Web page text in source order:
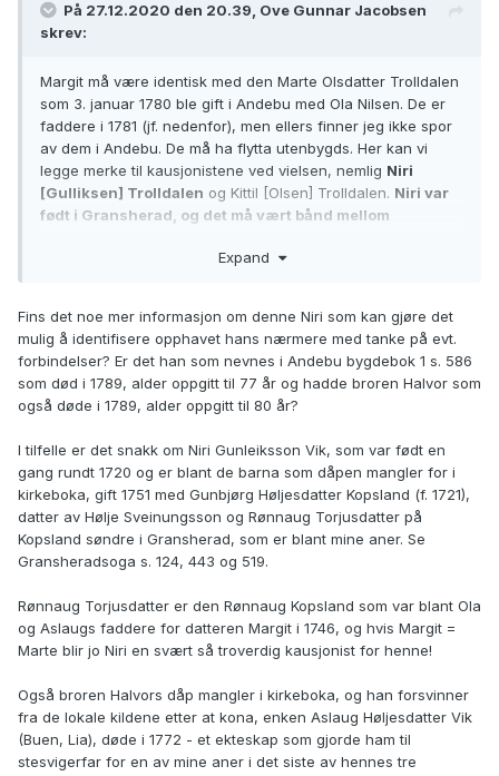
På 27.12.2020 den 20.39, Ove Gunnar Jacobsen
skrev:
Margit må være identisk med den Marte Olsdatter Trolldalen
som 3. januar 1780 ble gift i Andebu med Ola Nilsen. De er
faddere i 1781 (jf. nedenfor), men ellers finner jeg ikke spor
av dem i Andebu. De må ha flytta utenbygds. Her kan vi
legge merke til kausjonistene ved vielsen, nemlig Niri
[Gulliksen] Trolldalen og Kittil [Olsen] Trolldalen. Niri var
født i Gransherad, og det må vært bånd mellom
Expand
Fins det noe mer informasjon om denne Niri som kan gjøre det
mulig å identifisere opphavet hans nærmere med tanke på evt.
forbindelser? Er det han som nevnes i Andebu bygdebok 1 s. 586
som død i 1789, alder oppgitt til 77 år og hadde broren Halvor som
også døde i 1789, alder oppgitt til 80 år?
I tilfelle er det snakk om Niri Gunleiksson Vik, som var født en
gang rundt 1720 og er blant de barna som dåpen mangler for i
kirkeboka, gift 1751 med Gunbjørg Høljesdatter Kopsland (f. 1721),
datter av Hølje Sveinungsson og Rønnaug Torjusdatter på
Kopsland søndre i Gransherad, som er blant mine aner. Se
Gransheradsoga s. 124, 443 og 519.
Rønnaug Torjusdatter er den Rønnaug Kopsland som var blant Ola
og Aslaugs faddere for datteren Margit i 1746, og hvis Margit =
Marte blir jo Niri en svært så troverdig kausjonist for henne!
Også broren Halvors dåp mangler i kirkeboka, og han forsvinner
fra de lokale kildene etter at kona, enken Aslaug Høljesdatter Vik
(Buen, Lia), døde i 1772 - et ekteskap som gjorde ham til
stesvigerfar for en av mine aner i det siste av hennes tre